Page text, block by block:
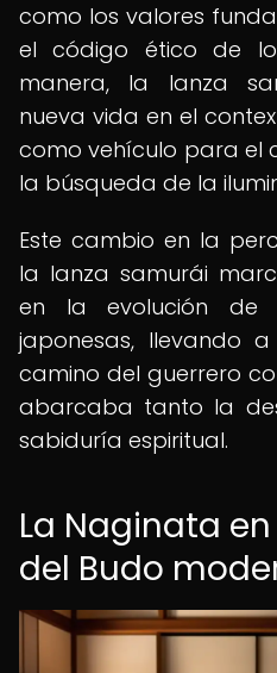
como los valores
el código ético de
manera, la lanza
nueva vida en el
como vehículo para el
la búsqueda de la
Este cambio en la
la lanza samurái
en la evolución de
japonesas, llevando
camino del guerrero
abarcaba tanto la
sabiduría espiritual.
La Naginata
del Budo